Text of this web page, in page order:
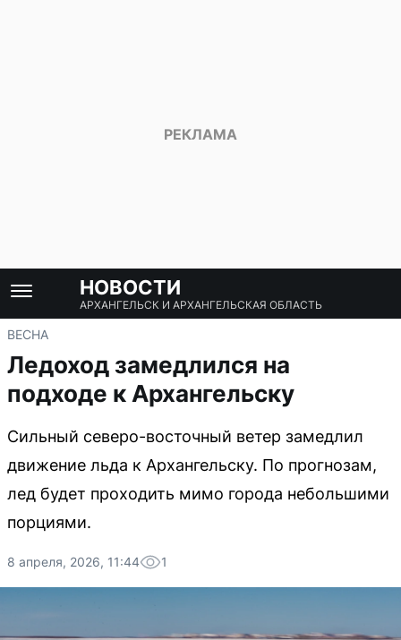
НОВОСТИ
АРХАНГЕЛЬСК И АРХАНГЕЛЬСКАЯ ОБЛАСТЬ
ВЕСНА
Ледоход замедлился на
подходе к Архангельску
Сильный северо-восточный ветер замедлил
движение льда к Архангельску. По прогнозам,
лед будет проходить мимо города небольшими
порциями.
8 апреля, 2026, 11:44 1